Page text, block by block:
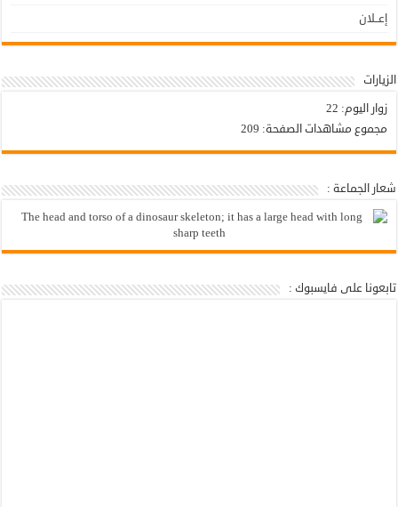
إعــلان
الزيارات
زوار اليوم: 22
مجموع مشاهدات الصفحة: 209
شعار الجماعة :
تابعونا على فايسبوك :